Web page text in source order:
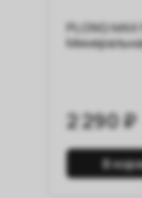
PLONQ MAX
2 290 ₽
В